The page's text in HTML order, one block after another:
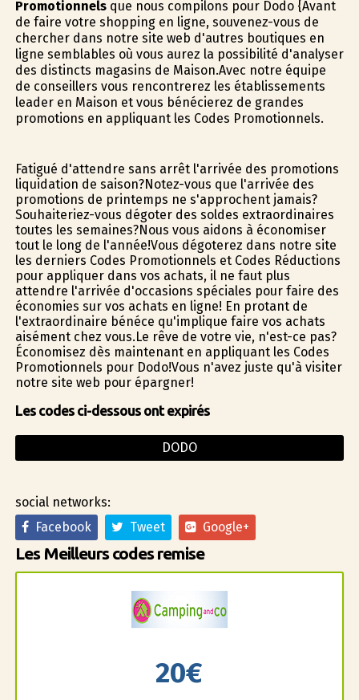
Promotionnelsque nous compilons pour Dodo {Avant
de faire votre shopping en ligne, souvenez-vous de
chercher dans notre site web d'autres boutiques en
ligne semblables où vous aurez la possibilité d'analyser
des distincts magasins de Maison.Avec notre équipe
de conseillers vous rencontrerez les établissements
leader en Maison et vous bénéficierez de grandes
promotions en appliquant les Codes Promotionnels.
Fatigué d'attendre sans arrêt l'arrivée des promotions
liquidation de saison?Notez-vous que l'arrivée des
promotions de printemps ne s'approchent jamais?
Souhaiteriez-vous dégoter des soldes extraordinaires
toutes les semaines?Nous vous aidons à économiser
tout le long de l'année!Vous dégoterez dans notre site
les derniers Codes Promotionnels et Codes Réductions
pour appliquer dans vos achats, il ne faut plus
attendre l'arrivée d'occasions spéciales pour faire des
économies sur vos achats en ligne! En profitant de
l'extraordinaire bénéfice qu'implique faire vos achats
aisément chez vous.Le rêve de votre vie, n'est-ce pas?
Économisez dès maintenant en appliquant les Codes
Promotionnels pour Dodo!Vous n'avez juste qu'à visiter
notre site web pour épargner!
Les codes ci-dessous ont expirés
DODO
social networks:
Facebook
Tweet Google+
Les Meilleurs codes remise
20€